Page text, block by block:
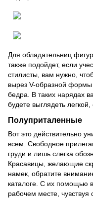
Для обладательниц
также подойдет, если
стилисты, вам нужно,
вырез V-образной
бедра. В таких нарядах
будете выглядеть
Полуприталенные
Вот это действительно
всем. Свободное
груди и лишь слегка
Красавицы, желающие
намек, обратите
каталоге. С их помощью
рабочем месте, чувствуя